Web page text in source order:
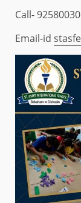
Call-
Email-id